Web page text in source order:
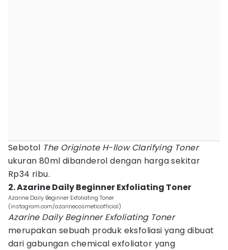
Sebotol The Originote H-llow Clarifying Toner
ukuran 80ml dibanderol dengan harga sekitar
Rp34 ribu.
2. Azarine Daily Beginner Exfoliating Toner
Azarine Daily Beginner Exfoliating Toner
(instagram.com/azarinecosmeticofficial)
Azarine Daily Beginner Exfoliating Toner
merupakan sebuah produk eksfoliasi yang dibuat
dari gabungan chemical exfoliator yang